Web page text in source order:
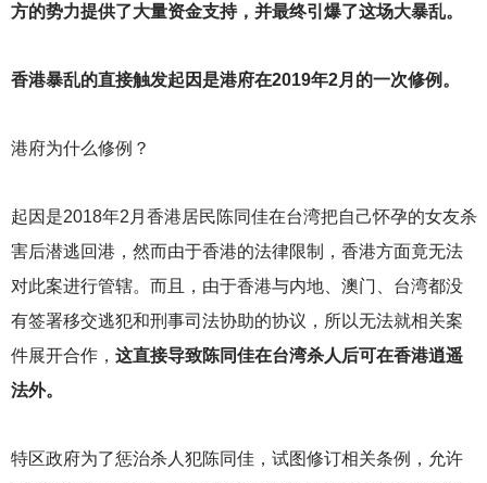
方的势力提供了大量资金支持，并最终引爆了这场大暴乱。
香港暴乱的直接触发起因是港府在2019年2月的一次修例。
港府为什么修例？
起因是2018年2月香港居民陈同佳在台湾把自己怀孕的女友杀
害后潜逃回港，然而由于香港的法律限制，香港方面竟无法
对此案进行管辖。而且，由于香港与内地、澳门、台湾都没
有签署移交逃犯和刑事司法协助的协议，所以无法就相关案
件展开合作， 这直接导致陈同佳在台湾杀人后可在香港逍遥
法外。
特区政府为了惩治杀人犯陈同佳，试图修订相关条例，允许